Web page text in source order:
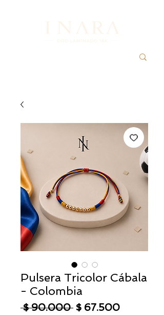
Pulsera Tricolor Cábala
- Colombia
$ 90.000 Precio
$ 67.500Precio de